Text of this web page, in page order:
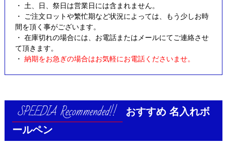
・ 土、日、祭日は営業日には含まれません。
・ ご注文ロットや繁忙期など状況によっては、もう少しお時
間を頂く事がございます。
・ 在庫切れの場合には、お電話またはメールにてご連絡させ
て頂きます。
・ 納期をお急ぎの場合はお気軽にお電話くださいませ。
おすすめ 名入れボ
ールペン